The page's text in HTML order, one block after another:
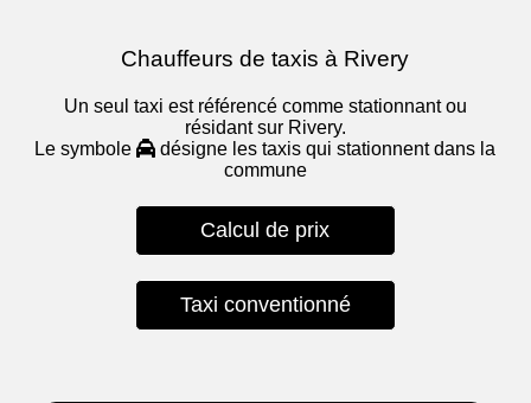
Chauffeurs de taxis à Rivery
Un seul taxi est référencé comme stationnant ou
résidant sur Rivery.
Le symbole
désigne les taxis qui stationnent dans la
commune
Calcul de prix
Taxi conventionné